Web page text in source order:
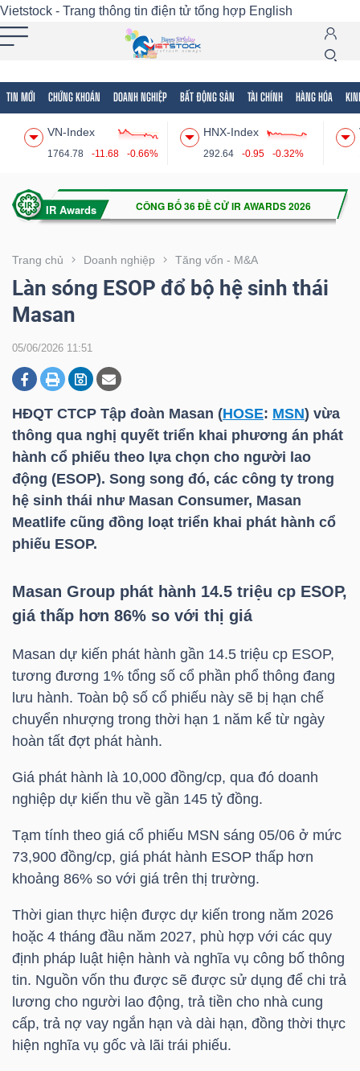
Vietstock - Trang thông tin điện tử tổng hợp English
TIN MỚI CHỨNG KHOÁN DOANH NGHIỆP BẤT ĐỘNG SẢN TÀI CHÍNH HÀNG HÓA
VN-Index
1764.78 -11.68 -0.66%
HNX-Index
292.64 -0.95 -0.32%
Trang chủ Doanh nghiệp Tăng vốn - M&A
Làn sóng ESOP đổ bộ hệ sinh thái
Masan
05/06/2026 11:51
HĐQT CTCP Tập đoàn Masan (HOSE: MSN) vừa
thông qua nghị quyết triển khai phương án phát
hành cổ phiếu theo lựa chọn cho người lao
động (ESOP). Song song đó, các công ty trong
hệ sinh thái như Masan Consumer, Masan
Meatlife cũng đồng loạt triển khai phát hành cổ
phiếu ESOP.
Masan Group phát hành 14.5 triệu cp ESOP,
giá thấp hơn 86% so với thị giá
Masan dự kiến phát hành gần 14.5 triệu cp ESOP,
tương đương 1% tổng số cổ phần phổ thông đang
lưu hành. Toàn bộ số cổ phiếu này sẽ bị hạn chế
chuyển nhượng trong thời hạn 1 năm kể từ ngày
hoàn tất đợt phát hành.
Giá phát hành là 10,000 đồng/cp, qua đó doanh
nghiệp dự kiến thu về gần 145 tỷ đồng.
Tạm tính theo giá cổ phiếu MSN sáng 05/06 ở mức
73,900 đồng/cp, giá phát hành ESOP thấp hơn
khoảng 86% so với giá trên thị trường.
Thời gian thực hiện được dự kiến trong năm 2026
hoặc 4 tháng đầu năm 2027, phù hợp với các quy
định pháp luật hiện hành và nghĩa vụ công bố thông
tin. Nguồn vốn thu được sẽ được sử dụng để chi trả
lương cho người lao động, trả tiền cho nhà cung
cấp, trả nợ vay ngắn hạn và dài hạn, đồng thời thực
hiện nghĩa vụ gốc và lãi trái phiếu.
Tất cả Tính năng Ngành Mã chứng khoán
Tính
(-)
VIETSTOCK
CHỨNG
DOANH
NGHIỆP
ĐỘNG
CHÍNH
HÀNG
KINH
TẾ
THẾ
GIỚI
ĐÔNG
DƯƠNG